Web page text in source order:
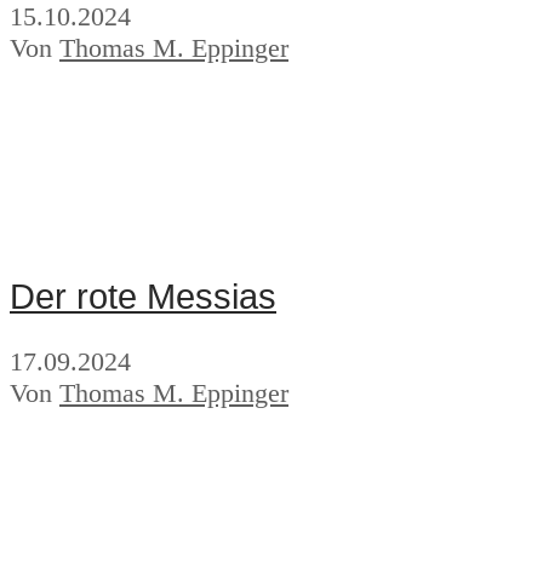
15.10.2024
Von Thomas M. Eppinger
Der rote Messias
17.09.2024
Von Thomas M. Eppinger